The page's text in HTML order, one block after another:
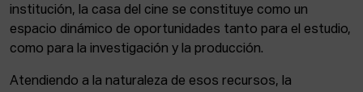
institución, la casa del cine se constituye como un
espacio dinámico de oportunidades tanto para el estudio,
como para la investigación y la producción.
Atendiendo a la naturaleza de esos recursos, la